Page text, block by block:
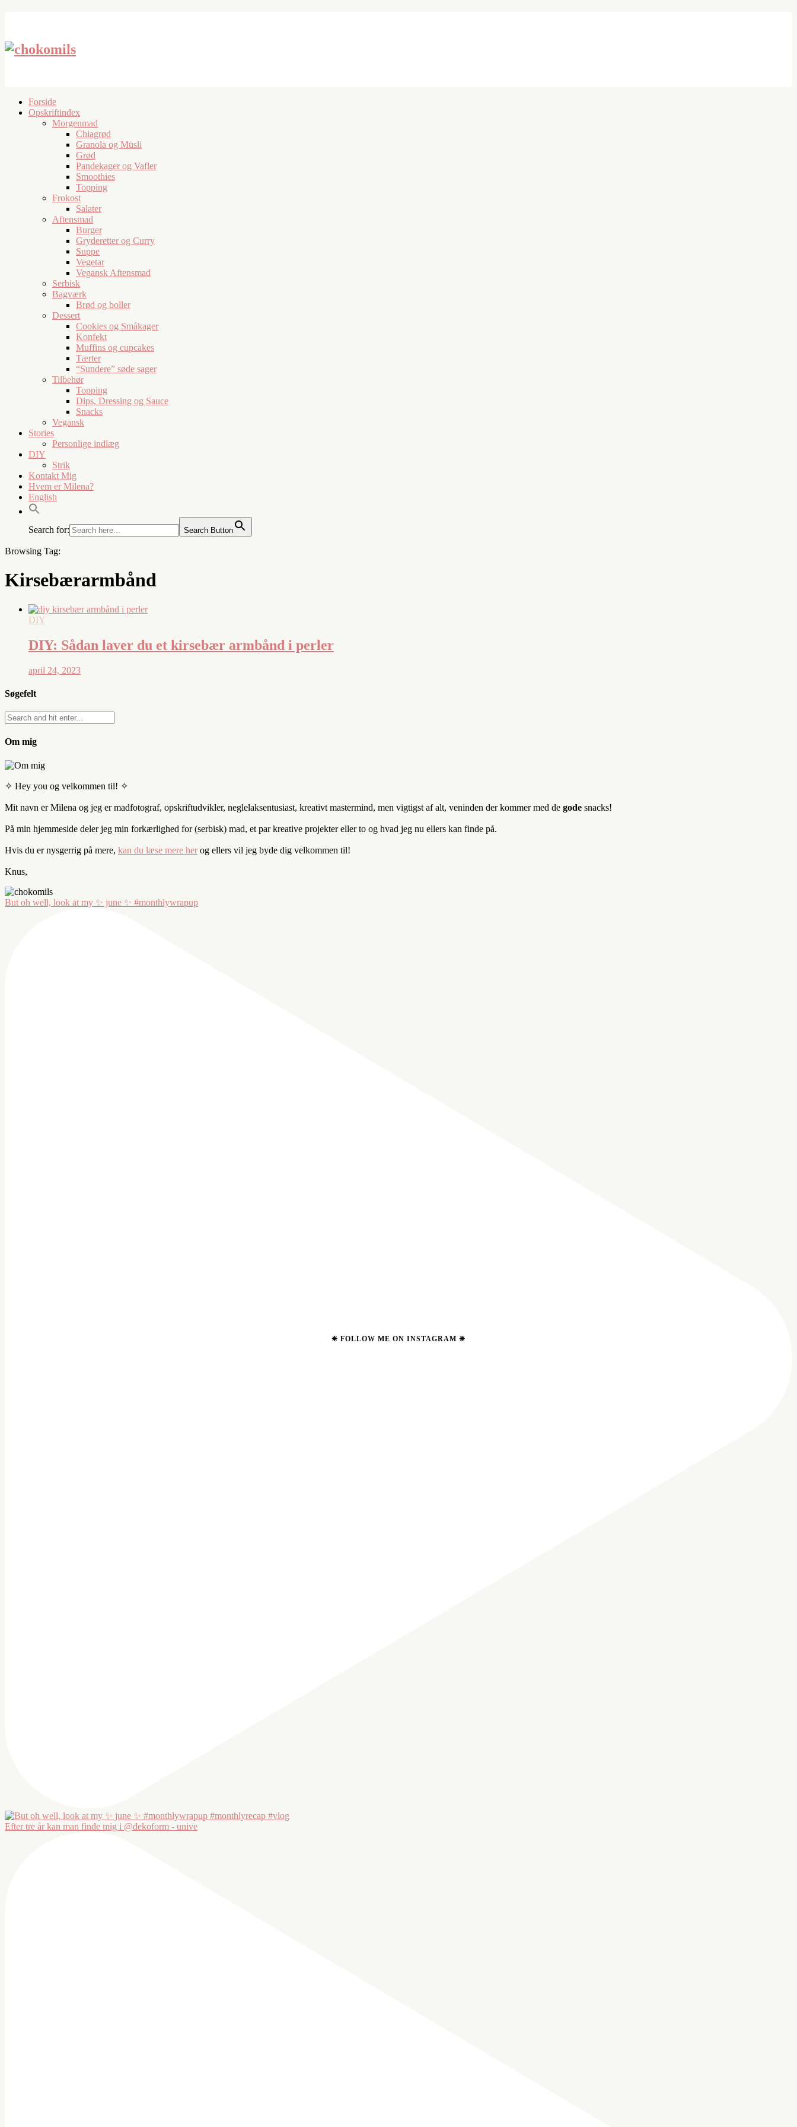
Forside
Opskriftindex
Morgenmad
Chiagrød
Granola og Müsli
Grød
Pandekager og Vafler
Smoothies
Topping
Frokost
Salater
Aftensmad
Burger
Gryderetter og Curry
Suppe
Vegetar
Vegansk Aftensmad
Serbisk
Bagværk
Brød og boller
Dessert
Cookies og Småkager
Konfekt
Muffins og cupcakes
Tærter
“Sundere” søde sager
Tilbehør
Topping
Dips, Dressing og Sauce
Snacks
Vegansk
Stories
Personlige indlæg
DIY
Strik
Kontakt Mig
Hvem er Milena?
English
Search for: Search Button
Browsing Tag:
Kirsebærarmbånd
DIY
DIY: Sådan laver du et kirsebær armbånd i perler
april 24, 2023
Søgefelt
Om mig
✧ Hey you og velkommen til! ✧
Mit navn er Milena og jeg er madfotograf, opskriftudvikler, neglelaksentusiast, kreativt mastermind, men vigtigst af alt, veninden der kommer med de gode snacks!
På min hjemmeside deler jeg min forkærlighed for (serbisk) mad, et par kreative projekter eller to og hvad jeg nu ellers kan finde på.
Hvis du er nysgerrig på mere, kan du læse mere her og ellers vil jeg byde dig velkommen til!
Knus,
❈ FOLLOW ME ON INSTAGRAM ❈
But oh well, look at my ✨ june ✨ #monthlywrapup
Efter tre år kan man finde mig i @dekoform - unive